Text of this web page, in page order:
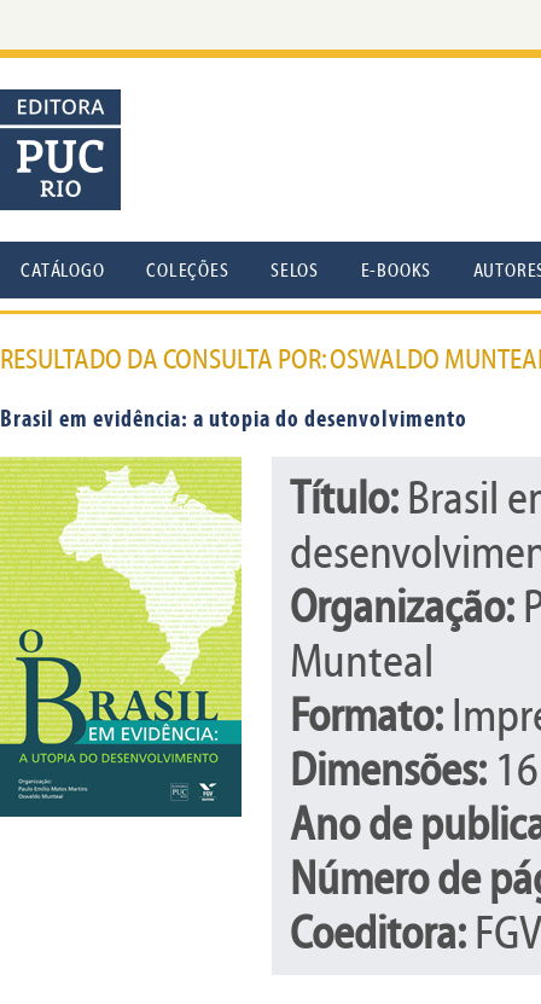
CATÁLOGO COLEÇÕES SELOS E-BOOKS
RESULTADO DA CONSULTA POR: OSWALDO
Brasil em evidência: a utopia do desenvolvimento
Título: Brasil
Organização:
Munteal
Formato:
Dimensões:
Ano de
Número de
Coeditora: FGV